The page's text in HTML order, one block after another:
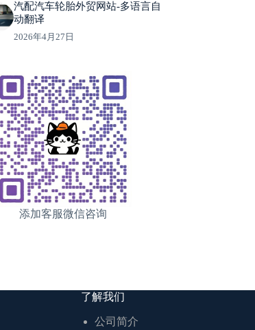
汽配汽车轮胎外贸网站-多语言自
动翻译
2026年4月27日
添加客服微信咨询
了解我们
公司简介